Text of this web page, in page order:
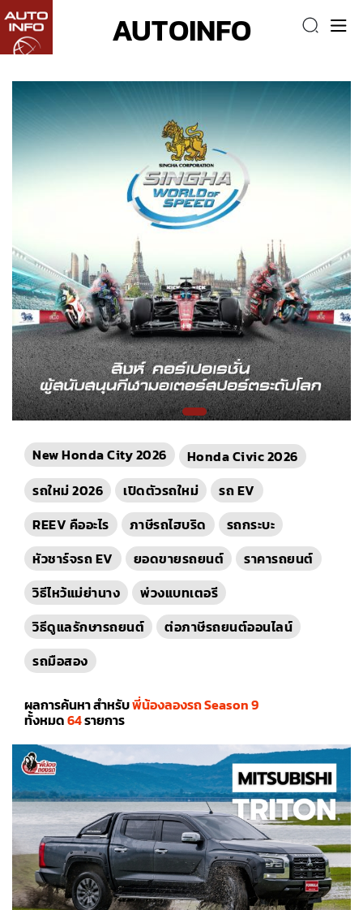
AUTOINFO
New Honda City 2026
Honda Civic 2026
รถใหม่ 2026
เปิดตัวรถใหม่
รถ EV
REEV คืออะไร
ภาษีรถไฮบริด
รถกระบะ
หัวชาร์จรถ EV
ยอดขายรถยนต์
ราคารถยนต์
วิธีไหว้แม่ย่านาง
พ่วงแบทเตอรี
วิธีดูแลรักษารถยนต์
ต่อภาษีรถยนต์ออนไลน์
รถมือสอง
ผลการค้นหา สำหรับพี่น้องลองรถ Season 9
ทั้งหมด64รายการ